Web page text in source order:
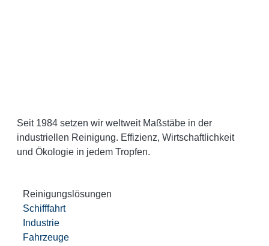
Seit 1984 setzen wir weltweit Maßstäbe in der
industriellen Reinigung. Effizienz, Wirtschaftlichkeit
und Ökologie in jedem Tropfen.
Reinigungslösungen
Schifffahrt
Industrie
Fahrzeuge